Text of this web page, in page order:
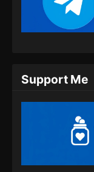
Support Me